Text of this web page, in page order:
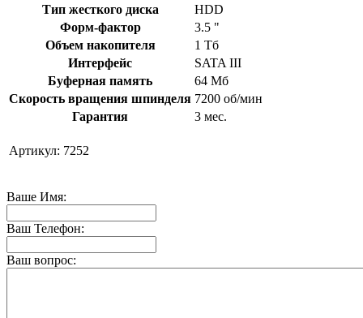
Тип жесткого диска
HDD
Форм-фактор
3.5 "
Объем накопителя
1 Тб
Интерфейс
SATA III
Буферная память
64 Мб
Скорость вращения шпинделя 7200 об/мин
Гарантия
3 мес.
Артикул: 7252
Ваше Имя:
Ваш Телефон:
Ваш вопрос: